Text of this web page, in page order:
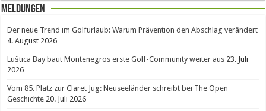
Meldungen
Der neue Trend im Golfurlaub: Warum Prävention den Abschlag verändert
4. August 2026
Luštica Bay baut Montenegros erste Golf-Community weiter aus 23. Juli
2026
Vom 85. Platz zur Claret Jug: Neuseeländer schreibt bei The Open
Geschichte 20. Juli 2026